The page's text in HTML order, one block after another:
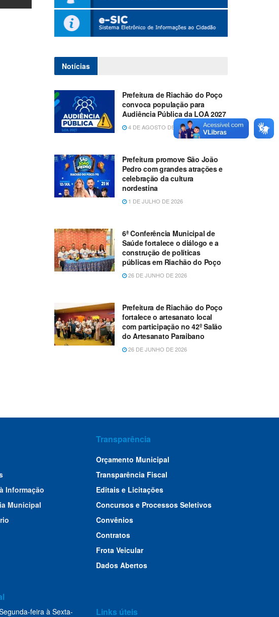
Notícias
Prefeitura de Riachão do Poço
convoca população para
Audiência Pública da LOA 2027
4 DE AGOSTO DE 2026
Prefeitura promove São João
Pedro com grandes atrações e
celebração da cultura
nordestina
1 DE JULHO DE 2026
6ª Conferência Municipal de
Saúde fortalece o diálogo e a
construção de políticas
públicas em Riachão do Poço
26 DE JUNHO DE 2026
Prefeitura de Riachão do Poço
fortalece o artesanato local
com participação no 42º Salão
do Artesanato Paraibano
26 DE JUNHO DE 2026
Informação
Municipal
feira à Sexta-
Transparência
Orçamento Municipal
Transparência Fiscal
Editais e Licitações
Concursos e Processos Seletivos
Convênios
Contratos
Frota Veicular
Dados Abertos
Links úteis